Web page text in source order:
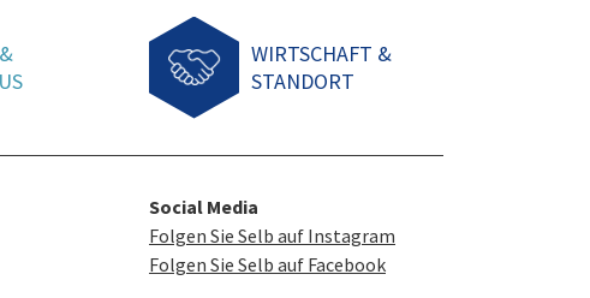
WIRTSCHAFT &
STANDORT
Social Media
Folgen Sie Selb auf Instagram
Folgen Sie Selb auf Facebook